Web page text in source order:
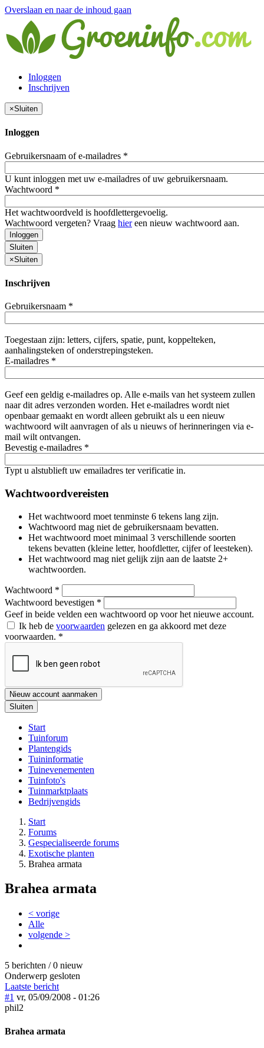
Overslaan en naar de inhoud gaan
Inloggen
Inschrijven
×Sluiten
Inloggen
Gebruikersnaam of e-mailadres *
U kunt inloggen met uw e-mailadres of uw gebruikersnaam.
Wachtwoord *
Het wachtwoordveld is hoofdlettergevoelig.
Wachtwoord vergeten? Vraag hiereen nieuw wachtwoord aan.
Inloggen
Sluiten
×Sluiten
Inschrijven
Gebruikersnaam *
Toegestaan zijn: letters, cijfers, spatie, punt, koppelteken,
aanhalingsteken of onderstrepingsteken.
E-mailadres *
Geef een geldig e-mailadres op. Alle e-mails van het systeem zullen
naar dit adres verzonden worden. Het e-mailadres wordt niet
openbaar gemaakt en wordt alleen gebruikt als u een nieuw
wachtwoord wilt aanvragen of als u nieuws of herinneringen via e-
mail wilt ontvangen.
Bevestig e-mailadres *
Typt u alstublieft uw emailadres ter verificatie in.
Wachtwoordvereisten
Het wachtwoord moet tenminste 6 tekens lang zijn.
Wachtwoord mag niet de gebruikersnaam bevatten.
Het wachtwoord moet minimaal 3 verschillende soorten
tekens bevatten (kleine letter, hoofdletter, cijfer of leesteken).
Het wachtwoord mag niet gelijk zijn aan de laatste 2+
wachtwoorden.
Wachtwoord *
Wachtwoord bevestigen *
Geef in beide velden een wachtwoord op voor het nieuwe account.
Ik heb de voorwaarden gelezen en ga akkoord met deze
voorwaarden. *
Nieuw account aanmaken
Sluiten
Start
Tuinforum
Plantengids
Tuininformatie
Tuinevenementen
Tuinfoto's
Tuinmarktplaats
Bedrijvengids
Start
Forums
Gespecialiseerde forums
Exotische planten
Brahea armata
Brahea armata
< vorige
Alle
volgende >
5 berichten / 0 nieuw
Onderwerp gesloten
Laatste bericht
#1 vr, 05/09/2008 - 01:26
phil2
Brahea armata